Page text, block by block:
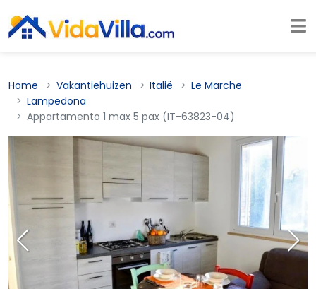
Home Vakantiehuizen Italië
Le Marche
Lampedona
Appartamento 1 max 5 pax (IT-63823-04)